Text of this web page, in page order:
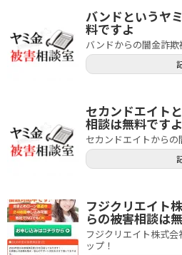
バンドというヤ
料ですよ
バンドからの闇金詐欺
セカンドエイト
相談は無料ですよ
セカンドエイトからの
フジクリエイト
らの被害相談は
フジクリエイト株式
ップ！